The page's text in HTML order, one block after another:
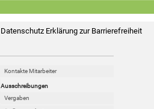
Datenschutz Erklärung zur Barrierefreiheit
Kontakte Mitarbeiter
Ausschreibungen
Vergaben